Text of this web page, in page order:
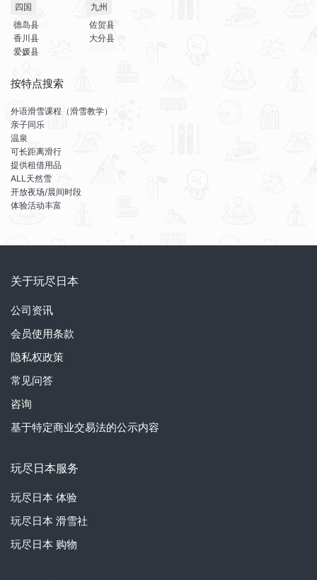
四国
德岛县
香川县
爱媛县
九州
佐贺县
大分县
按特点搜索
外语滑雪课程（滑雪教学）
亲子同乐
温泉
可长距离滑行
提供租借用品
ALL天然雪
开放夜场/晨间时段
体验活动丰富
关于玩尽日本
公司资讯
会员使用条款
隐私权政策
常见问答
咨询
基于特定商业交易法的公示内容
玩尽日本服务
玩尽日本 体验
玩尽日本 滑雪社
玩尽日本 购物